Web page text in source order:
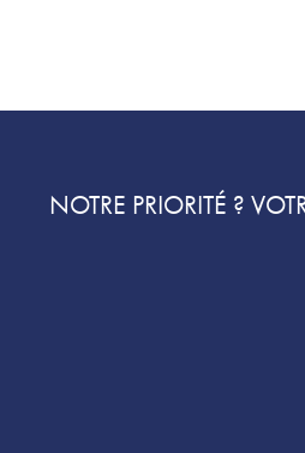
NOTRE PRIORITÉ ?